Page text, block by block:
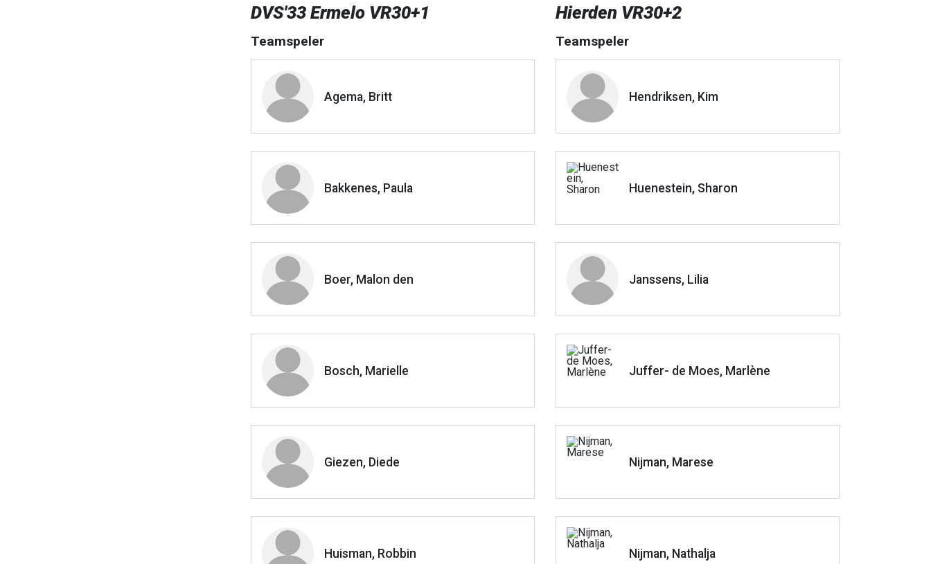
DVS'33 Ermelo VR30+1
Teamspeler
Agema, Britt
Bakkenes, Paula
Boer, Malon den
Bosch, Marielle
Giezen, Diede
Huisman, Robbin
Hierden VR30+2
Teamspeler
Hendriksen, Kim
Huenestein, Sharon
Janssens, Lilia
Juffer- de Moes, Marlène
Nijman, Marese
Nijman, Nathalja